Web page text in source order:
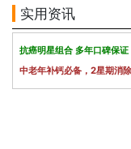
实用资讯
抗癌明星组合 多年口碑保
中老年补钙必备，2星期消